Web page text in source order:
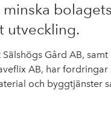
utveckling.
Gård AB,
AB, har
och byggtjänster